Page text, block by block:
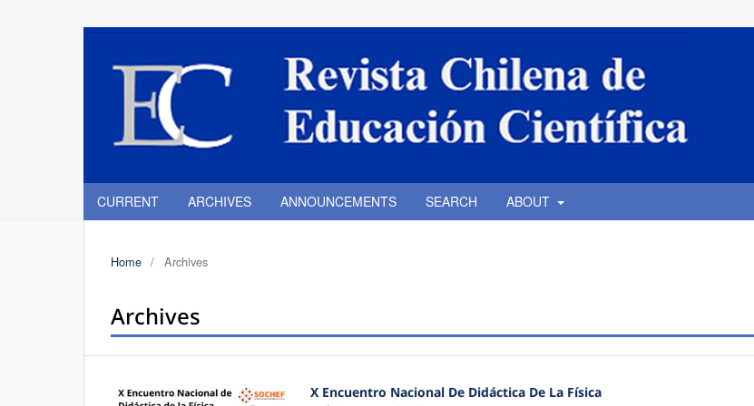
CURRENT ARCHIVES ANNOUNCEMENTS SEARCH ABOUT
Home / Archives
Archives
X Encuentro Nacional De Didáctica De La Física